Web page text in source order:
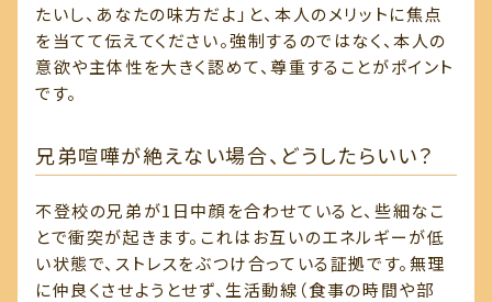
たいし、あなたの味方だよ」と、本人のメリットに焦点
を当てて伝えてください。強制するのではなく、本人の
意欲や主体性を大きく認めて、尊重することがポイント
です。
兄弟喧嘩が絶えない場合、どうしたらいい？
不登校の兄弟が1日中顔を合わせていると、些細なこ
とで衝突が起きます。これはお互いのエネルギーが低
い状態で、ストレスをぶつけ合っている証拠です。無理
に仲良くさせようとせず、生活動線（食事の時間や部